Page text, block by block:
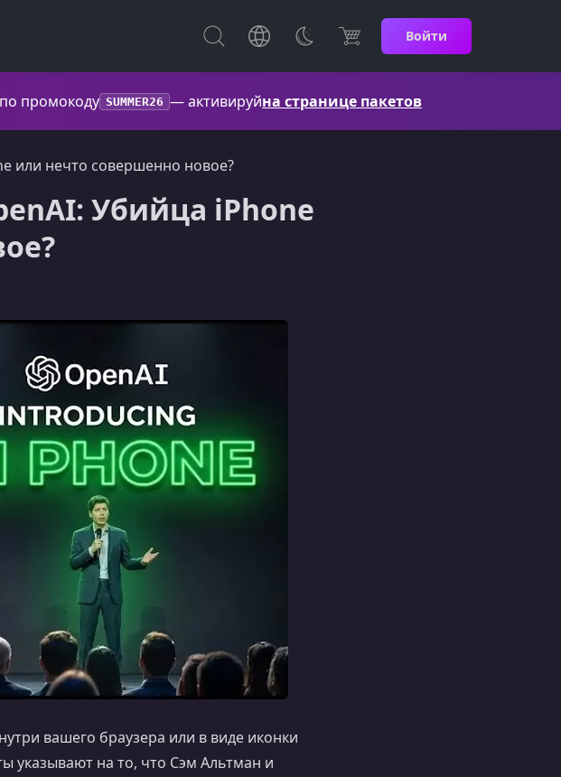
Войти
по промокоду SUMMER26 — активируйна странице пакетов
или нечто совершенно новое?
Убийца iPhone
вашего браузера или в виде иконки
указывают на то, что Сэм Альтман и